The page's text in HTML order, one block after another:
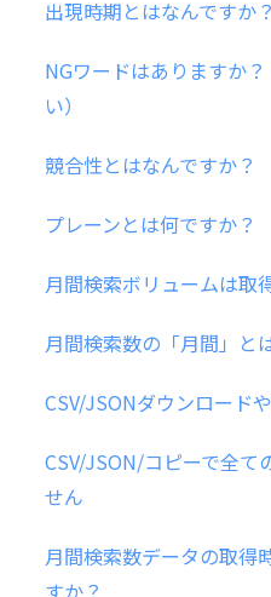
出現時期とはなんですか？
NGワードはありますか
い）
競合性とはなんですか？
プレーンとは何ですか？
月間検索ボリュームは取
月間検索数の「月間」と
CSV/JSONダウンロード
CSV/JSON/コピーで全て
せん
月間検索数データの取得
すか？